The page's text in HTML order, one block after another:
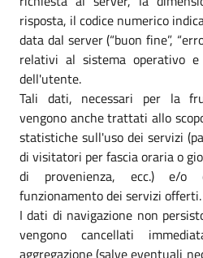
risposta, il codice numerico
data dal server (“buon fine”,
relativi al sistema operativo
dell'utente.
Tali dati, necessari per la
vengono anche trattati allo
statistiche sull'uso dei servizi
di visitatori per fascia oraria o
di provenienza, ecc.) e/o
funzionamento dei servizi offerti.
I dati di navigazione non
vengono cancellati
aggregazione (salve eventuali